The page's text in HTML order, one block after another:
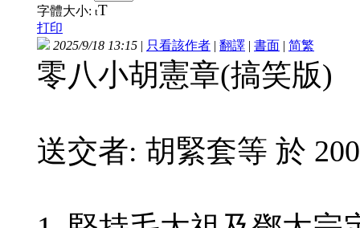
字體大小: tT
打印
2025/9/18 13:15 | 只看該作者 | 翻譯 | 書面 | 简繁
零八小胡憲章(搞笑版)
送交者: 胡緊套等 於